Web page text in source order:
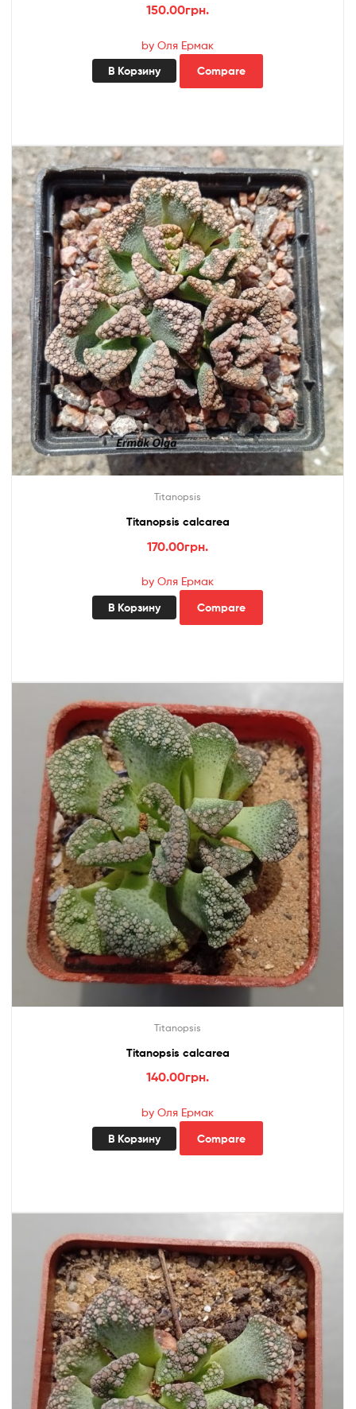
150.00грн.
by Оля Ермак
В Корзину Compare
Titanopsis
Titanopsis calcarea
170.00грн.
by Оля Ермак
В Корзину Compare
Titanopsis
Titanopsis calcarea
140.00грн.
by Оля Ермак
В Корзину Compare